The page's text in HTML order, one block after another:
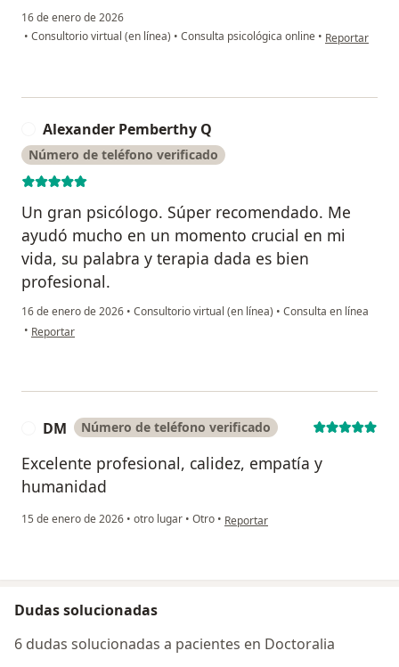
16 de enero de 2026
• Consultorio virtual (en línea) • Consulta psicológica online • en opinión del
Reportar
Alexander Pemberthy Q
Número de teléfono verificado
Un gran psicólogo. Súper recomendado. Me
ayudó mucho en un momento crucial en mi
vida, su palabra y terapia dada es bien
profesional.
16 de enero de 2026 • Consultorio virtual (en línea) • Consulta en línea
• en opinión del usuario Alexander Pemberthy Q
Reportar
DM Número de teléfono verificado
Excelente profesional, calidez, empatía y
humanidad
15 de enero de 2026 • otro lugar • Otro • en opinión del usuario DM
Reportar
Dudas solucionadas
6 dudas solucionadas a pacientes en Doctoralia